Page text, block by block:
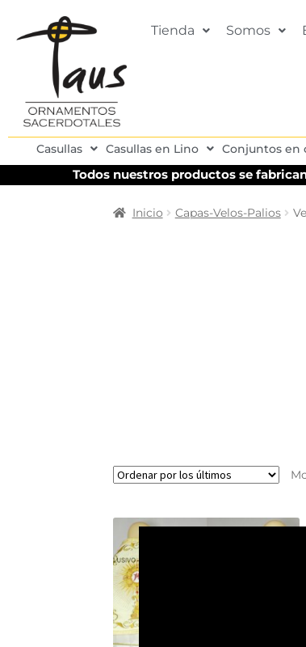
Tienda Somos
Casullas Casullas en Lino Conjuntos en
Todos nuestros productos se
Inicio Capas-Velos-Palios